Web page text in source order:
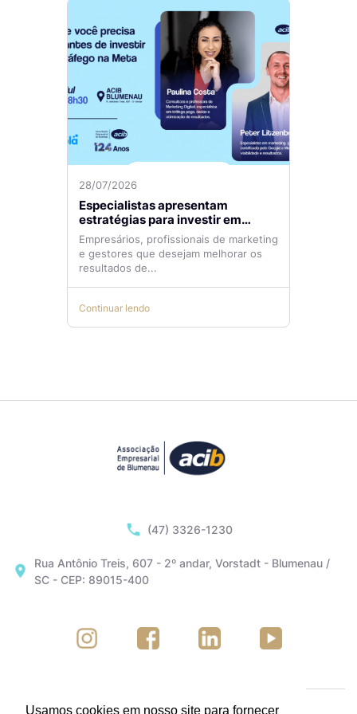
28/07/2026
Especialistas apresentam
estratégias para investir em
tráfego pago com mais eficiência
Empresários, profissionais de marketing
e gestores que desejam melhorar os
resultados de...
Continuar lendo
(47) 3326-1230
Rua Antônio Treis, 607 - 2º andar, Vorstadt - Blumenau /
SC - CEP: 89015-400
Usamos cookies em nosso site para fornecer